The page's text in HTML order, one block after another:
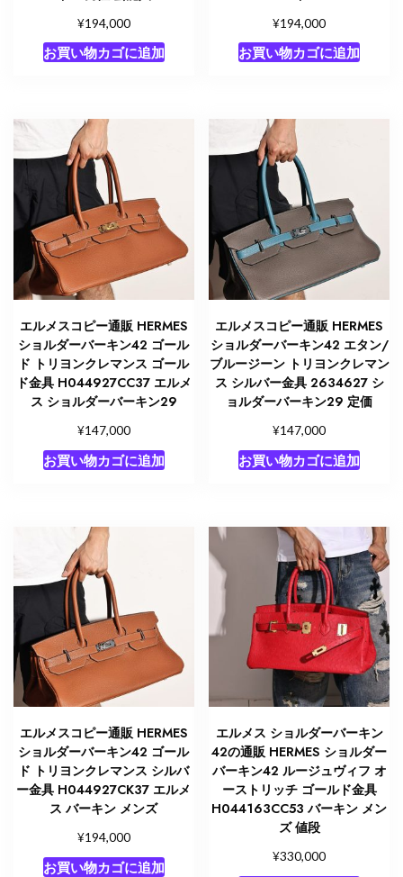
¥194,000
お買い物カゴに追加
¥194,000
お買い物カゴに追加
エルメスコピー通販 HERMES
ショルダーバーキン42 ゴール
ド トリヨンクレマンス ゴール
ド金具 H044927CC37 エルメ
ス ショルダーバーキン29
¥147,000
お買い物カゴに追加
エルメスコピー通販 HERMES
ショルダーバーキン42 エタン/
ブルージーン トリヨンクレマン
ス シルバー金具 2634627 シ
ョルダーバーキン29 定価
¥147,000
お買い物カゴに追加
エルメスコピー通販 HERMES
ショルダーバーキン42 ゴール
ド トリヨンクレマンス シルバ
ー金具 H044927CK37 エルメ
ス バーキン メンズ
¥194,000
お買い物カゴに追加
エルメス ショルダーバーキン
42の通販 HERMES ショルダー
バーキン42 ルージュヴィフ オ
ーストリッチ ゴールド金具
H044163CC53 バーキン メン
ズ 値段
¥330,000